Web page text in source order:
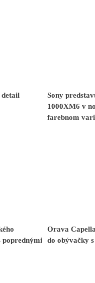
Sony
1000XM6 v
farebnom
poprednými
Orava
do obývačky